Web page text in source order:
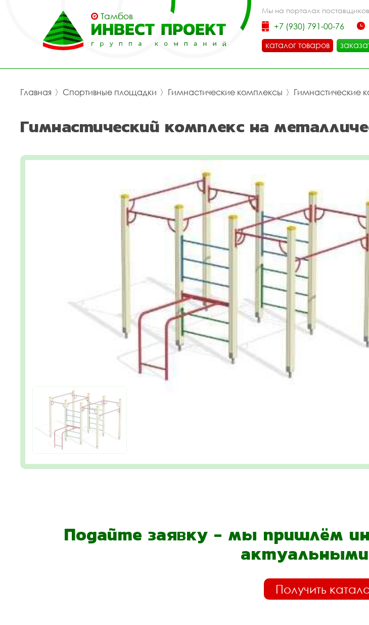
Тамбов
Мы на порталах
+7 (930) 791-00-76
каталог товаров
Главная 〉 Спортивные площадки 〉 Гимнастические комплексы 〉 Гимнастические
Гимнастический комплекс на
Подайте заявку - мы пришлём
Получить